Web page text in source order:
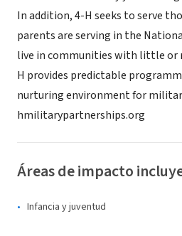
In addition, 4-H seeks to serve
parents are serving in the
live in communities with little or
H provides predictable
nurturing environment for
hmilitarypartnerships.org
Áreas de impacto
Infancia y juventud